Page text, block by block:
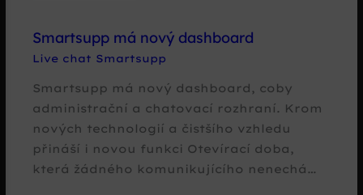
Smartsupp má nový dashboard
Live chat Smartsupp
Smartsupp má nový dashboard, coby
administrační a chatovací rozhraní. Krom
nových technologií a čistšího vzhledu
přináší i novou funkci Otevírací doba,
která žádného komunikujícího nenechá…